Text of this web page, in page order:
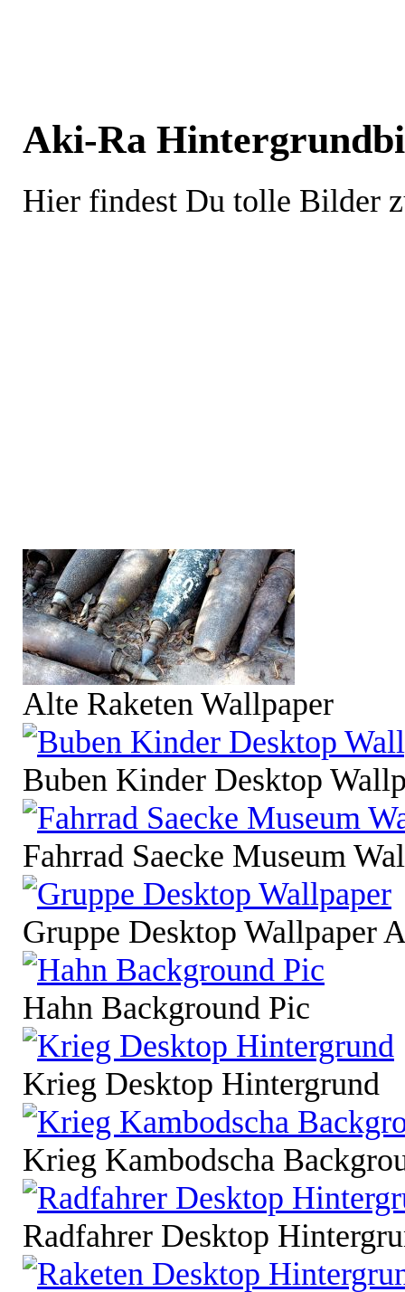
Aki-Ra
Hier findest Du tolle Bilder
Alte Raketen Wallpaper
Buben Kinder Desktop
Fahrrad Saecke Museum
Gruppe Desktop Wallpaper
Hahn Background Pic
Krieg Desktop Hintergrund
Krieg Kambodscha
Radfahrer Desktop